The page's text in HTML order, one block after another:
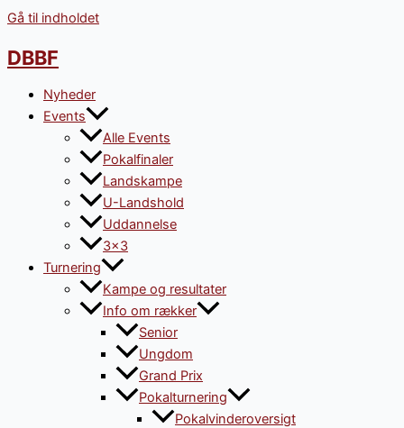
Gå til indholdet
DBBF
Nyheder
Events
Alle Events
Pokalfinaler
Landskampe
U-Landshold
Uddannelse
3×3
Turnering
Kampe og resultater
Info om rækker
Senior
Ungdom
Grand Prix
Pokalturnering
Pokalvinderoversigt